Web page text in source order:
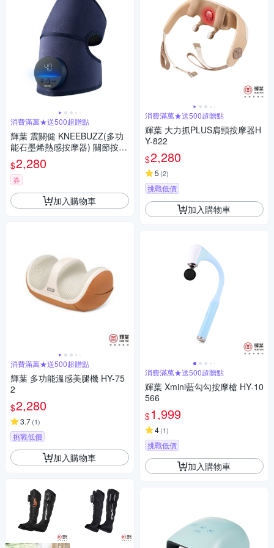
消費滿萬★送500超贈點
輝葉 震關健 KNEEBUZZ(多功
能石墨烯熱感按摩器) 關節按摩
膝蓋按摩 HY-762
$2,280
券
加入購物車
消費滿萬★送500超贈點
輝葉 多功能溫感美腿機 HY-75
2
$2,280
3.7(1)
挑戰低價
加入購物車
消費滿萬★送500超贈點
輝葉 大力抓PLUS肩頸按摩器H
Y-822
$2,280
5 (2)
挑戰低價
加入購物車
消費滿萬★送500超贈點
輝葉 Xmini藍勾勾按摩槍 HY-10
566
$1,999
4(1)
挑戰低價
加入購物車